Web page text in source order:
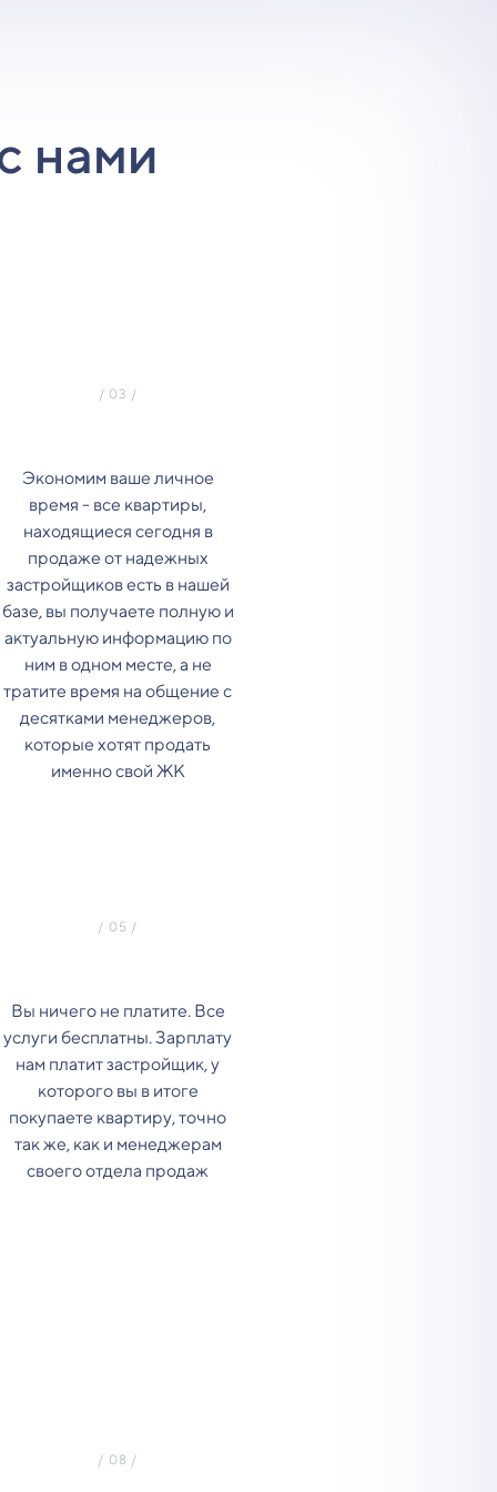
нами
Экономим ваше личное
время - все квартиры,
находящиеся сегодня в
продаже от надежных
застройщиков есть в нашей
базе, вы получаете полную и
актуальную информацию по
ним в одном месте, а не
тратите время на общение с
десятками менеджеров,
которые хотят продать
именно свой ЖК
Вы ничего не платите. Все
услуги бесплатны. Зарплату
нам платит застройщик, у
которого вы в итоге
покупаете квартиру, точно
так же, как и менеджерам
своего отдела продаж